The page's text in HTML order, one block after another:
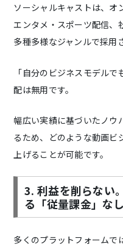
ソーシャルキャストは、オ
エンタメ・スポーツ配信、
多種多様なジャンルで採用
「自分のビジネスモデル
配は無用です。
幅広い実績に基づいたノウ
るため、どのような動画ビ
上げることが可能です。
3. 利益を削らない
る「従量課金」なし
多くのプラットフォームで